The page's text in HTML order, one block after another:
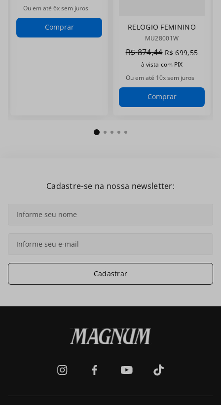
Ou em até 6x sem juros
Comprar
RELOGIO FEMININO
MAGNUM
MU28001W
R$874,44 R$ 699,55
à vista com PIX
Ou em até 10x sem juros
Comprar
Cadastre-se na nossa newsletter:
Cadastrar